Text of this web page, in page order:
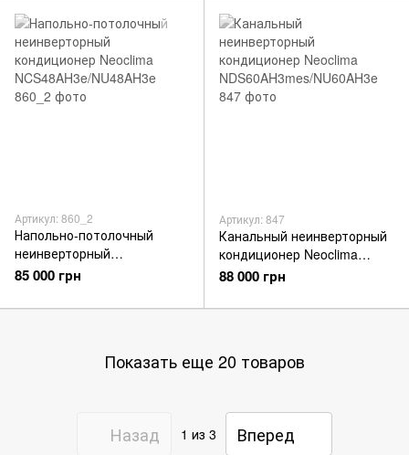
Артикул: 860_2
Напольно-потолочный
неинверторный
кондиционер Neoclima
85 000 грн
Артикул: 847
Канальный неинверторный
кондиционер Neoclima
NDS60AH3mes/NU60AH3e
88 000 грн
Показать еще 20 товаров
Назад 1 из 3 Вперед